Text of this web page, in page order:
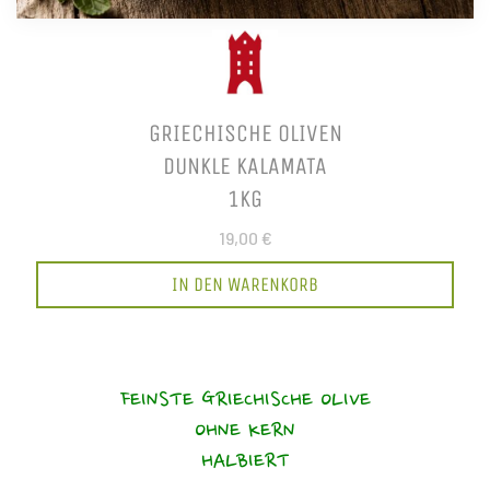
GRIECHISCHE OLIVEN
DUNKLE KALAMATA
1KG
19,00 €
IN DEN WARENKORB
FEINSTE GRIECHISCHE OLIVE
OHNE KERN
HALBIERT